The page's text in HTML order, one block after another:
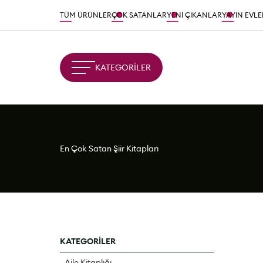
TÜM ÜRÜNLERÇOK SATANLARYENİ ÇIKANLARYAYIN
KATEGORİLER
En Çok Satan Şiir Kitapları
KATEGORİLER